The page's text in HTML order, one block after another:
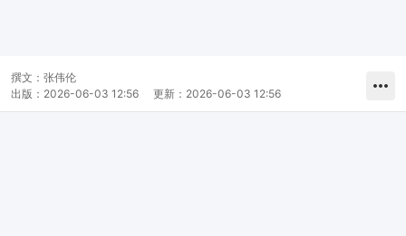
撰文： 张伟伦
出版： 2026-06-03 12:56 更新： 2026-06-03 12:56